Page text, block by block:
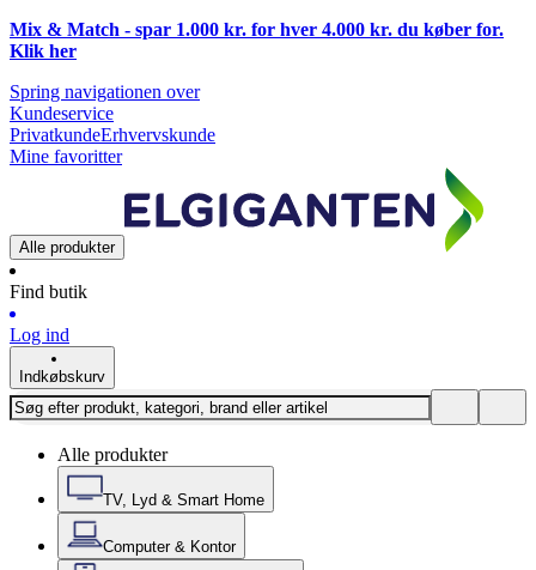
Mix & Match - spar 1.000 kr. for hver 4.000 kr. du køber for.
Klik her
Spring navigationen over
Kundeservice
PrivatkundeErhvervskunde
Mine favoritter
Alle produkter
Find butik
Log ind
Indkøbskurv
Alle produkter
TV, Lyd & Smart Home
Computer & Kontor